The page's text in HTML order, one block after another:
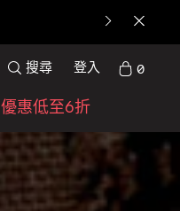
優惠低至6折
搜尋 登入 0